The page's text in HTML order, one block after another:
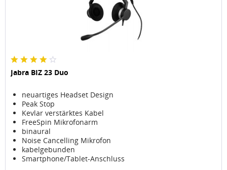
Jabra BIZ 23 Duo
neuartiges Headset Design
Peak Stop
Kevlar verstärktes Kabel
FreeSpin Mikrofonarm
binaural
Noise Cancelling Mikrofon
kabelgebunden
Smartphone/Tablet-Anschluss